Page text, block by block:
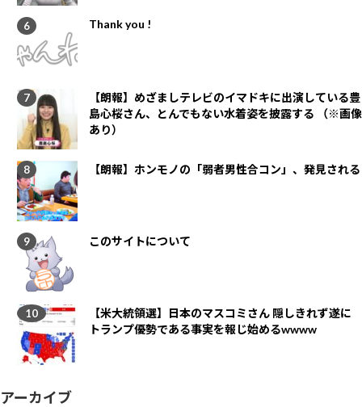
Thank you !
【朗報】めざましテレビのイマドキに出演している豊
島心桜さん、とんでもない水着姿を披露する （※画像
あり）
【朗報】ホンモノの「弱者男性合コン」、発見される
このサイトについて
【米大統領選】日本のマスコミさん 隠しきれず遂に
トランプ優勢である事実を報じ始めるwwww
アーカイブ